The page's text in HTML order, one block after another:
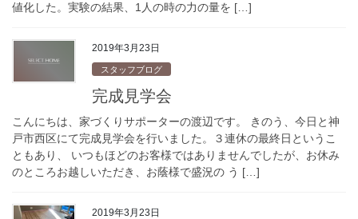
値化した。実験の結果、1人の時の力の量を […]
2019年3月23日
スタッフブログ
完成見学会
こんにちは、家づくりサポーターの渡辺です。 きのう、今日と神
戸市西区にて完成見学会を行いました。３連休の最終日というこ
ともあり、 いつもほどのお客様ではありませんでしたが、お休み
のところお越しいただき、お蔭様で盛況の う […]
2019年3月23日